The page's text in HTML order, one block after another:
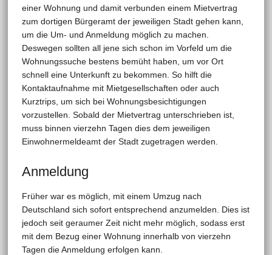
einer Wohnung und damit verbunden einem Mietvertrag
zum dortigen Bürgeramt der jeweiligen Stadt gehen kann,
um die Um- und Anmeldung möglich zu machen.
Deswegen sollten all jene sich schon im Vorfeld um die
Wohnungssuche bestens bemüht haben, um vor Ort
schnell eine Unterkunft zu bekommen. So hilft die
Kontaktaufnahme mit Mietgesellschaften oder auch
Kurztrips, um sich bei Wohnungsbesichtigungen
vorzustellen. Sobald der Mietvertrag unterschrieben ist,
muss binnen vierzehn Tagen dies dem jeweiligen
Einwohnermeldeamt der Stadt zugetragen werden.
Anmeldung
Früher war es möglich, mit einem Umzug nach
Deutschland sich sofort entsprechend anzumelden. Dies ist
jedoch seit geraumer Zeit nicht mehr möglich, sodass erst
mit dem Bezug einer Wohnung innerhalb von vierzehn
Tagen die Anmeldung erfolgen kann.